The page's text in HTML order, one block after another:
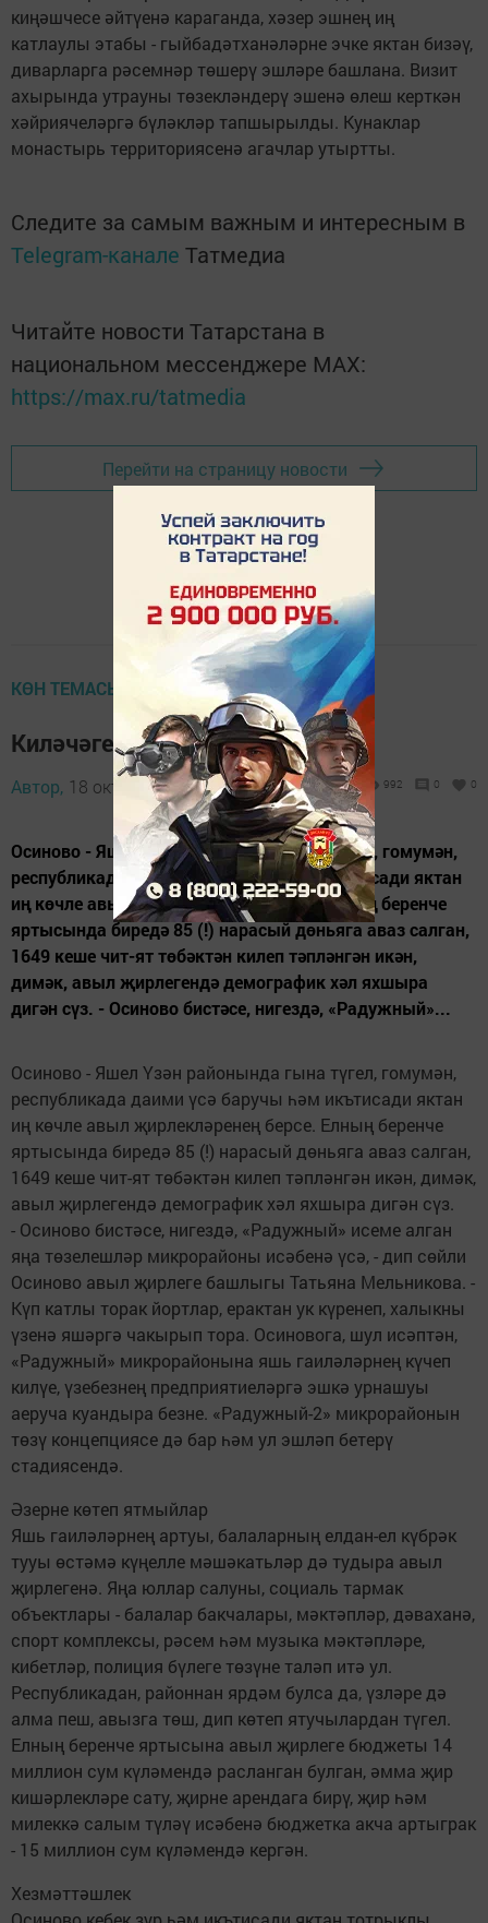
киңәшчесе әйтүенә караганда, хәзер эшнең иң
катлаулы этабы - гыйбадәтханәләрне эчке яктан бизәү,
диварларга рәсемнәр төшерү эшләре башлана. Визит
ахырында утрауны төзекләндерү эшенә өлеш керткән
хәйриячеләргә бүләкләр тапшырылды. Кунаклар
монастырь территориясенә агачлар утыртты.
Следите за самым важным и интересным в
Telegram-канале Татмедиа
Читайте новости Татарстана в
национальном мессенджере MАХ:
https://max.ru/tatmedia
Перейти на страницу новости
КӨН ТЕМАСЫ
Киләчәге якты
Автор, 18 октябрь 2013 - 05:29 992 0 0
Осиново - Яшел Үзән районында гына түгел, гомумән,
республикада даими үсә баручы һәм икътисади яктан
иң көчле авыл җирлекләренең берсе. Елның беренче
яртысында биредә 85 (!) нарасый дөньяга аваз салган,
1649 кеше чит-ят төбәктән килеп тәпләнгән икән,
димәк, авыл җирлегендә демографик хәл яхшыра
дигән сүз. - Осиново бистәсе, нигездә, «Радужный»...
Осиново - Яшел Үзән районында гына түгел, гомумән,
республикада даими үсә баручы һәм икътисади яктан
иң көчле авыл җирлекләренең берсе. Елның беренче
яртысында биредә 85 (!) нарасый дөньяга аваз салган,
1649 кеше чит-ят төбәктән килеп тәпләнгән икән, димәк,
авыл җирлегендә демографик хәл яхшыра дигән сүз.
- Осиново бистәсе, нигездә, «Радужный» исеме алган
яңа төзелешләр микрорайоны исәбенә үсә, - дип сөйли
Осиново авыл җирлеге башлыгы Татьяна Мельникова. -
Күп катлы торак йортлар, ерактан ук күренеп, халыкны
үзенә яшәргә чакырып тора. Осиновога, шул исәптән,
«Радужный» микрорайонына яшь гаиләләрнең күчеп
килүе, үзебезнең предприятиеләргә эшкә урнашуы
аеруча куандыра безне. «Радужный-2» микрорайонын
төзү концепциясе дә бар һәм ул эшләп бетерү
стадиясендә.
Әзерне көтеп ятмыйлар
Яшь гаиләләрнең артуы, балаларның елдан-ел күбрәк
тууы өстәмә күңелле мәшәкатьләр дә тудыра авыл
җирлегенә. Яңа юллар салуны, социаль тармак
объектлары - балалар бакчалары, мәктәпләр, дәваханә,
спорт комплексы, рәсем һәм музыка мәктәпләре,
кибетләр, полиция бүлеге төзүне таләп итә ул.
Республикадан, районнан ярдәм булса да, үзләре дә
алма пеш, авызга төш, дип көтеп ятучылардан түгел.
Елның беренче яртысына авыл җирлеге бюджеты 14
миллион сум күләмендә расланган булган, әмма җир
кишәрлекләре сату, җирне арендага бирү, җир һәм
милеккә салым түләү исәбенә бюджетка акча артыграк
- 15 миллион сум күләмендә кергән.
Хезмәттәшлек